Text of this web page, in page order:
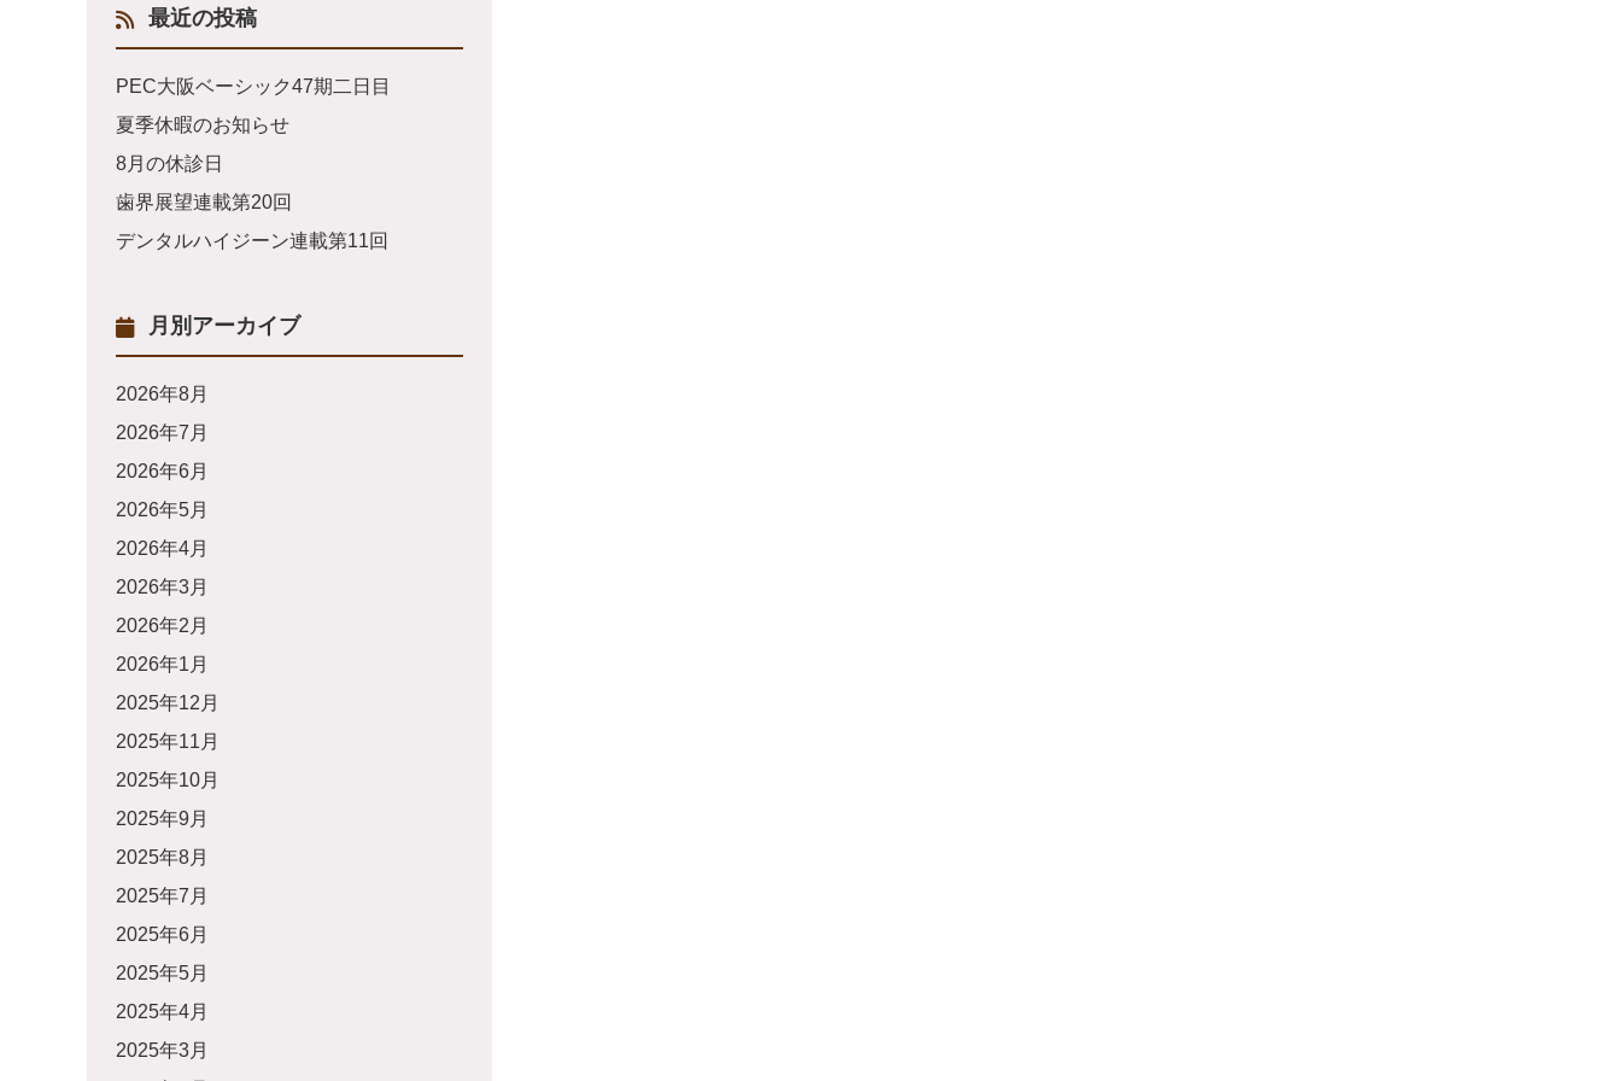
最近の投稿
PEC大阪ベーシック47期二日目
夏季休暇のお知らせ
8月の休診日
歯界展望連載第20回
デンタルハイジーン連載第11回
月別アーカイブ
2026年8月
2026年7月
2026年6月
2026年5月
2026年4月
2026年3月
2026年2月
2026年1月
2025年12月
2025年11月
2025年10月
2025年9月
2025年8月
2025年7月
2025年6月
2025年5月
2025年4月
2025年3月